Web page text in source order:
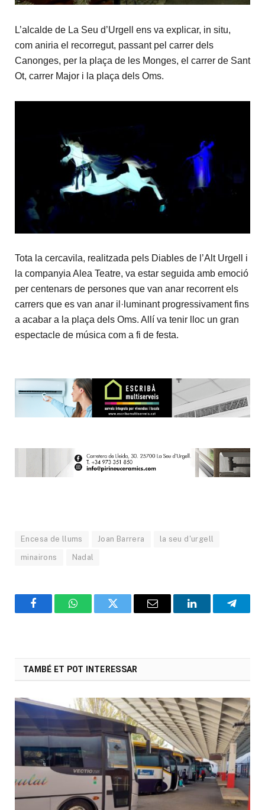
L’alcalde de La Seu d’Urgell ens va explicar, in situ,
com aniria el recorregut, passant pel carrer dels
Canonges, per la plaça de les Monges, el carrer de Sant
Ot, carrer Major i la plaça dels Oms.
Tota la cercavila, realitzada pels Diables de l’Alt Urgell i
la companyia Alea Teatre, va estar seguida amb emoció
per centenars de persones que van anar recorrent els
carrers que es van anar il·luminant progressivament fins
a acabar a la plaça dels Oms. Allí va tenir lloc un gran
espectacle de música com a fi de festa.
Encesa de llums Joan Barrera la seu d'urgell
minairons Nadal
FacebookWhatsAppTwitter Email LinkedIn
TAMBÉ ET POT INTERESSAR